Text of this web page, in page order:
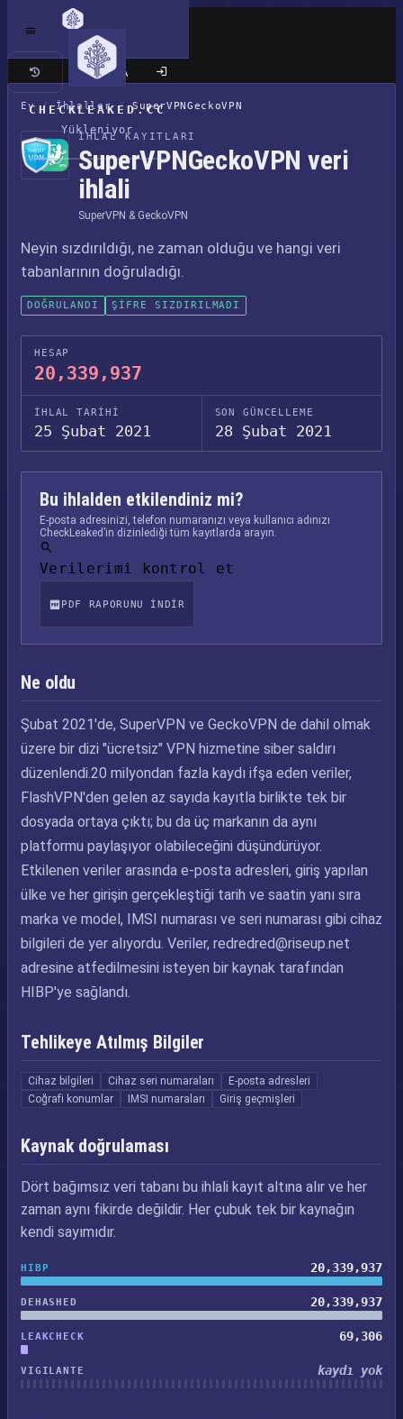
CHECKLEAKED.CC
Yükleniyor
Klasik site
Ev / İhlaller / SuperVPNGeckoVPN
İHLAL KAYITLARI
SuperVPNGeckoVPN veri
ihlali
SuperVPN & GeckoVPN
Neyin sızdırıldığı, ne zaman olduğu ve hangi veri
tabanlarının doğruladığı.
DOĞRULANDI ŞIFRE SIZDIRILMADI
HESAP
20,339,937
İHLAL TARIHI
25 Şubat 2021
SON GÜNCELLEME
28 Şubat 2021
Bu ihlalden etkilendiniz mi?
E-posta adresinizi, telefon numaranızı veya kullanıcı adınızı
CheckLeaked’in dizinlediği tüm kayıtlarda arayın.
Verilerimi kontrol et
PDF RAPORUNU INDIR
Ne oldu
Şubat 2021'de, SuperVPN ve GeckoVPN de dahil olmak
üzere bir dizi "ücretsiz" VPN hizmetine siber saldırı
düzenlendi.20 milyondan fazla kaydı ifşa eden veriler,
FlashVPN'den gelen az sayıda kayıtla birlikte tek bir
dosyada ortaya çıktı; bu da üç markanın da aynı
platformu paylaşıyor olabileceğini düşündürüyor.
Etkilenen veriler arasında e-posta adresleri, giriş yapılan
ülke ve her girişin gerçekleştiği tarih ve saatin yanı sıra
marka ve model, IMSI numarası ve seri numarası gibi cihaz
bilgileri de yer alıyordu. Veriler, redredred@riseup.net
adresine atfedilmesini isteyen bir kaynak tarafından
HIBP'ye sağlandı.
Tehlikeye Atılmış Bilgiler
Cihaz bilgileri Cihaz seri numaraları
E-posta adresleri
Coğrafi konumlar
IMSI numaraları Giriş geçmişleri
Kaynak doğrulaması
Dört bağımsız veri tabanı bu ihlali kayıt altına alır ve her
zaman aynı fikirde değildir. Her çubuk tek bir kaynağın
kendi sayımıdır.
HIBP 20,339,937
DEHASHED 20,339,937
LEAKCHECK 69,306
VIGILANTE kaydı yok